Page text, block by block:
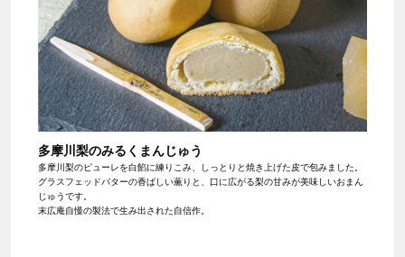
多摩川梨のみるくまんじゅう
多摩川梨のピューレを白餡に練りこみ、しっとりと焼き上げた皮で包みました。
グラスフェッドバターの香ばしい薫りと、口に広がる梨の甘みが美味しいおまん
じゅうです。
末広庵自慢の製法で生み出された自信作。